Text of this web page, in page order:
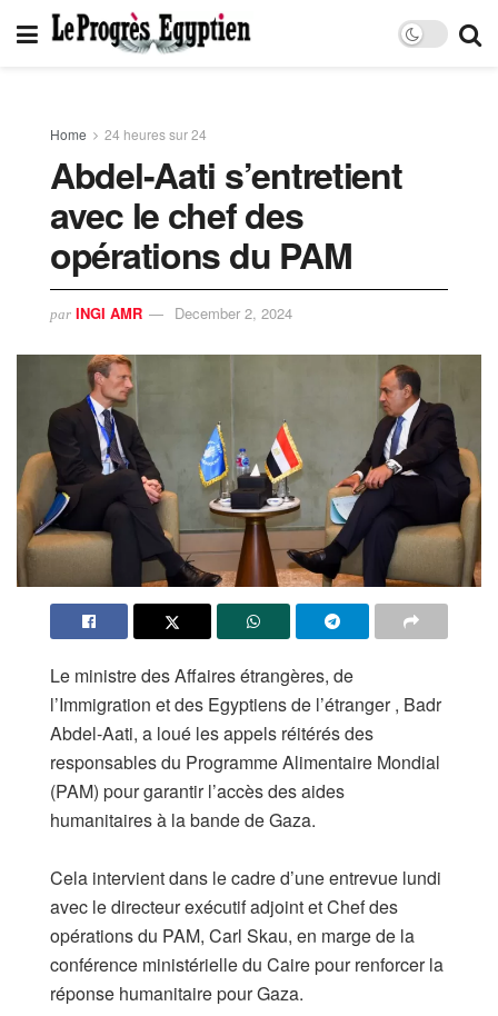
Home 24 heures sur 24
Abdel-Aati s’entretient
avec le chef des
opérations du PAM
par INGI AMR December 2, 2024
Le ministre des Affaires étrangères, de
l’Immigration et des Egyptiens de l’étranger , Badr
Abdel-Aati, a loué les appels réitérés des
responsables du Programme Alimentaire Mondial
(PAM) pour garantir l’accès des aides
humanitaires à la bande de Gaza.
Cela intervient dans le cadre d’une entrevue lundi
avec le directeur exécutif adjoint et Chef des
opérations du PAM, Carl Skau, en marge de la
conférence ministérielle du Caire pour renforcer la
réponse humanitaire pour Gaza.